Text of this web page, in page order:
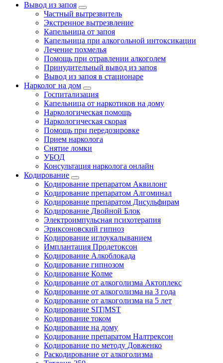
Вывод из запоя
Частный вытрезвитель
Экстренное вытрезвление
Капельница от запоя
Капельница при алкогольной интоксикации
Лечение похмелья
Помощь при отравлении алкоголем
Принудительный вывод из запоя
Вывод из запоя в стационаре
Нарколог на дом
Госпитализация
Капельница от наркотиков на дому
Наркологическая помощь
Наркологическая скорая
Помощь при передозировке
Прием нарколога
Снятие ломки
УБОД
Консультация нарколога онлайн
Кодирование
Кодирование препаратом Аквилонг
Кодирование препаратом Алгоминал
Кодирование препаратом Дисульфирам
Кодирование Двойной Блок
Электроимпульсная психотерапия
Эриксоновский гипноз
Кодирование иглоукалыванием
Имплантация Продетоксон
Кодирование Алкоблокада
Кодирование гипнозом
Кодирование Колме
Кодирование от алкоголизма Актоплекс
Кодирование от алкоголизма на 3 года
Кодирование от алкоголизма на 5 лет
Кодирование SIT|MST
Кодирование током
Кодирование на дому
Кодирование препаратом Налтрексон
Кодирование по методу Довженко
Раскодирование от алкоголизма